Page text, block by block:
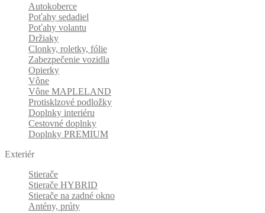
Autokoberce
Poťahy sedadiel
Poťahy volantu
Držiaky
Clonky, roletky, fólie
Zabezpečenie vozidla
Opierky
Vône
Vône MAPLELAND
Protisklzové podložky
Doplnky interiéru
Cestovné doplnky
Doplnky PREMIUM
Exteriér
Stierače
Stierače HYBRID
Stierače na zadné okno
Antény, prúty